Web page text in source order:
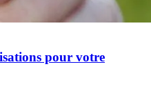
pour votre